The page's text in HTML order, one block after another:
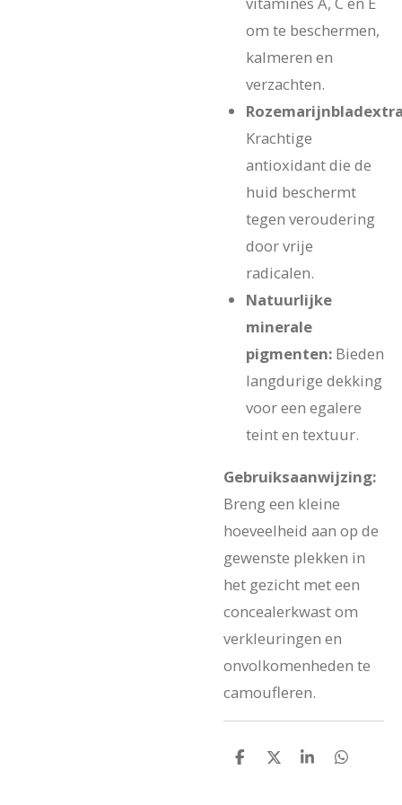
om te beschermen,
kalmeren en
verzachten.
Krachtige
antioxidant die de
huid beschermt
tegen veroudering
door vrije
radicalen.
Natuurlijke
minerale
pigmenten: Bieden
langdurige dekking
voor een egalere
teint en textuur.
Gebruiksaanwijzing:
Breng een kleine
hoeveelheid aan op de
gewenste plekken in
het gezicht met een
concealerkwast om
verkleuringen en
onvolkomenheden te
camoufleren.
D
D
S
D